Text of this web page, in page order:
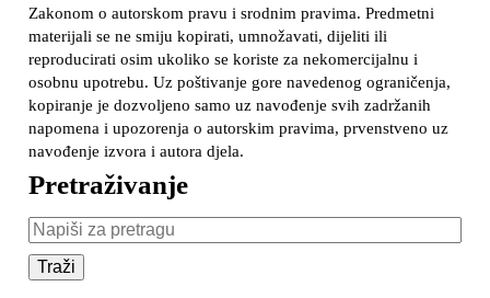
Zakonom o autorskom pravu i srodnim pravima. Predmetni
materijali se ne smiju kopirati, umnožavati, dijeliti ili
reproducirati osim ukoliko se koriste za nekomercijalnu i
osobnu upotrebu. Uz poštivanje gore navedenog ograničenja,
kopiranje je dozvoljeno samo uz navođenje svih zadržanih
napomena i upozorenja o autorskim pravima, prvenstveno uz
navođenje izvora i autora djela.
Pretraživanje
Pretraživanje: